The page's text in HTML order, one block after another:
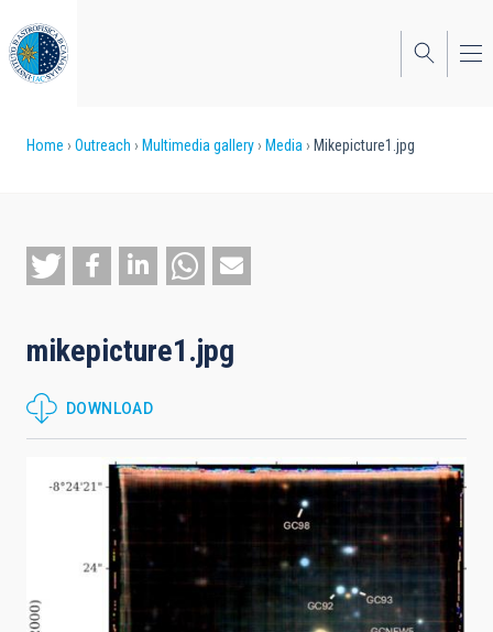
to
main
content
Breadcrumb
Home Outreach Multimedia gallery Media Mikepicture1.jpg
mikepicture1.jpg
DOWNLOAD